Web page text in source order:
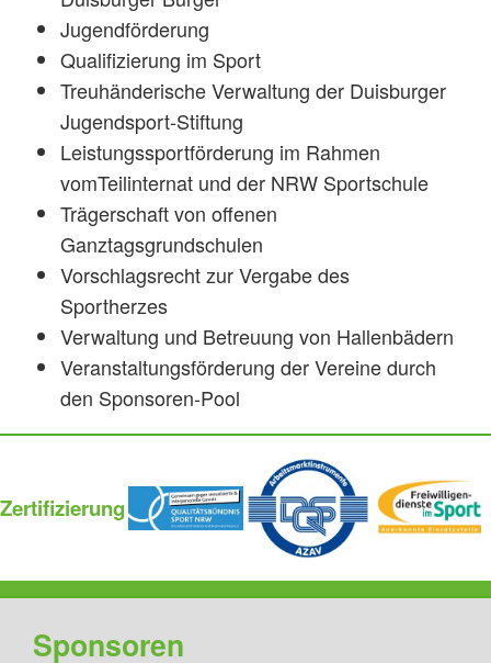
Jugendförderung
Qualifizierung im Sport
Treuhänderische Verwaltung der Duisburger
Jugendsport-Stiftung
Leistungssportförderung im Rahmen
vomTeilinternat und der NRW Sportschule
Trägerschaft von offenen
Ganztagsgrundschulen
Vorschlagsrecht zur Vergabe des
Sportherzes
Verwaltung und Betreuung von Hallenbädern
Veranstaltungsförderung der Vereine durch
den Sponsoren-Pool
Zertifizierung
Sponsoren